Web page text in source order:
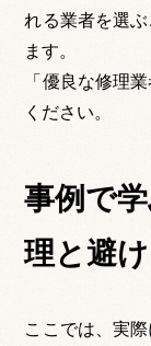
れる業者を選
ます。
「優良な修理
ください。
事例で
理と避
ここでは、実